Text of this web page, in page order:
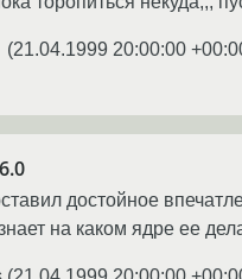
(21.04.1999 20:00:00
достойное
на каком ядре ее